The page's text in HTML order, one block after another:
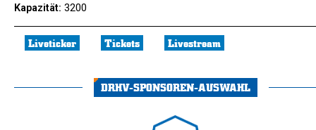
Kapazität: 3200
Liveticker Tickets Livestream
DRHV-SPONSOREN-AUSWAHL